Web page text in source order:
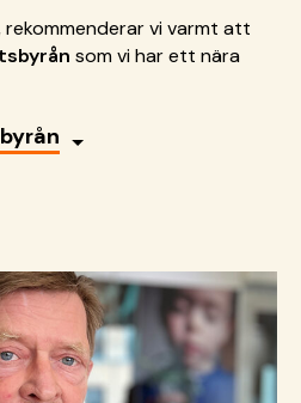
rekommenderar vi varmt att
som vi har ett nära